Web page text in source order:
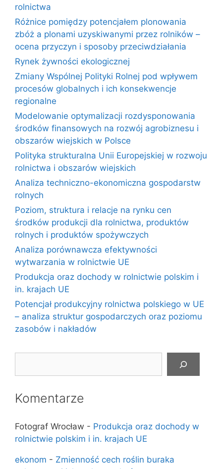
rolnictwa
Różnice pomiędzy potencjałem plonowania
zbóż a plonami uzyskiwanymi przez rolników –
ocena przyczyn i sposoby przeciwdziałania
Rynek żywności ekologicznej
Zmiany Wspólnej Polityki Rolnej pod wpływem
procesów globalnych i ich konsekwencje
regionalne
Modelowanie optymalizacji rozdysponowania
środków finansowych na rozwój agrobiznesu i
obszarów wiejskich w Polsce
Polityka strukturalna Unii Europejskiej w rozwoju
rolnictwa i obszarów wiejskich
Analiza techniczno-ekonomiczna gospodarstw
rolnych
Poziom, struktura i relacje na rynku cen
środków produkcji dla rolnictwa, produktów
rolnych i produktów spożywczych
Analiza porównawcza efektywności
wytwarzania w rolnictwie UE
Produkcja oraz dochody w rolnictwie polskim i
in. krajach UE
Potencjał produkcyjny rolnictwa polskiego w UE
– analiza struktur gospodarczych oraz poziomu
zasobów i nakładów
Komentarze
Fotograf Wrocław - Produkcja oraz dochody w
rolnictwie polskim i in. krajach UE
ekonom - Zmienność cech roślin buraka